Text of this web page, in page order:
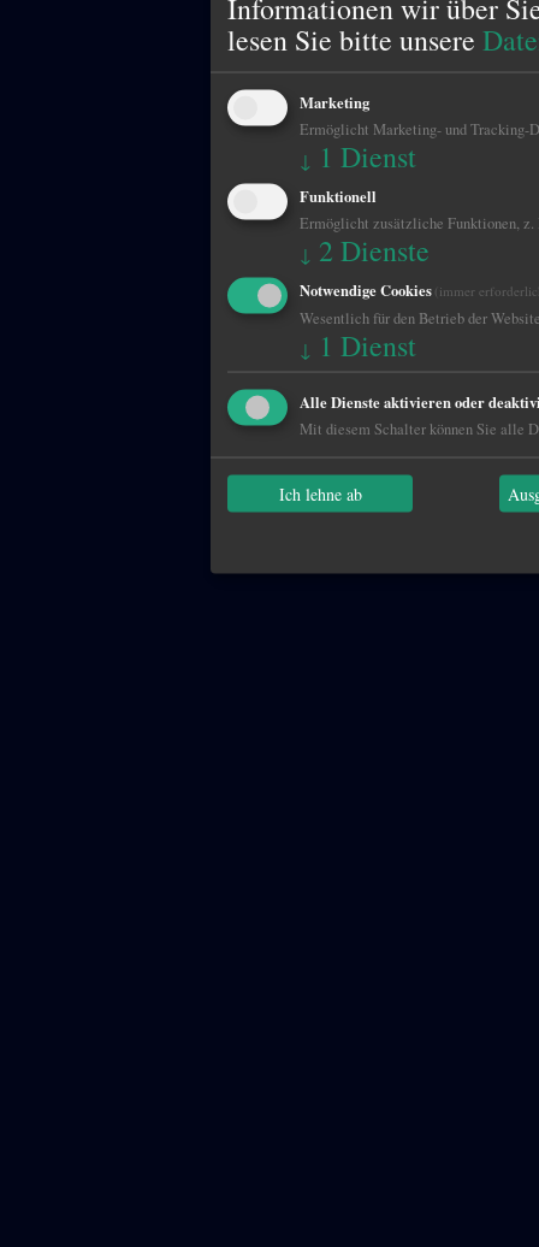
Informationen wir über
lesen Sie bitte unsere
Marketing
Ermöglicht Marketing- und Tracking-
↓ 1 Dienst
Funktionell
Ermöglicht zusätzliche Funktionen, z.
↓ 2 Dienste
Notwendige Cookies (immer
Wesentlich für den Betrieb der
↓ 1 Dienst
Alle Dienste aktivieren oder
Mit diesem Schalter können Sie alle
Ich lehne ab